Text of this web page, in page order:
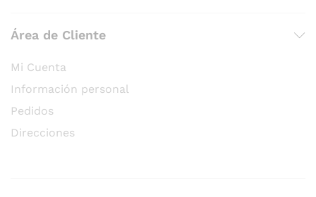
Área de Cliente
Mi Cuenta
Información personal
Pedidos
Direcciones